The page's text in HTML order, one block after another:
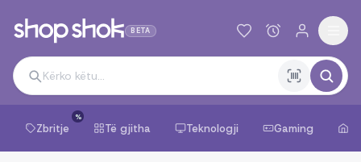
BETA
Zbritje
%
Të gjitha Teknologji Gaming